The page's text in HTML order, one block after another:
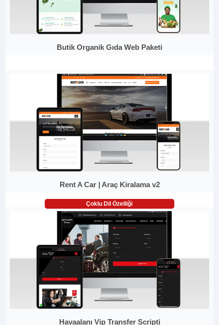
Butik Organik Gıda Web Paketi
Rent A Car | Araç Kiralama v2
Çoklu Dil Özelliği
Havaalanı Vip Transfer Scripti